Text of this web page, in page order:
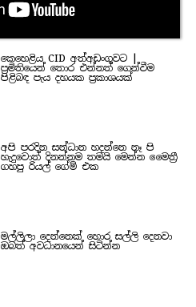
කෙහෙළිය CID අත්අඩංගුවට |
ප්‍රමිතියෙන් තොර එන්නත් ගෙන්වීම
පිළිබඳ පැය දහයක ප්‍රකාශයක්
අපි පරදින සන්ධාන හදන්නෙ නෑ පි
හැදුවොත් දිනන්නම තමයි මෙන්න මෛත්‍රී
ගහපු රියල් ගේම් එක
මල්ලිලා දෙන්නෙක් හොර සල්ලි දෙනවා
ඔබත් අවධානයෙන් සිටින්න